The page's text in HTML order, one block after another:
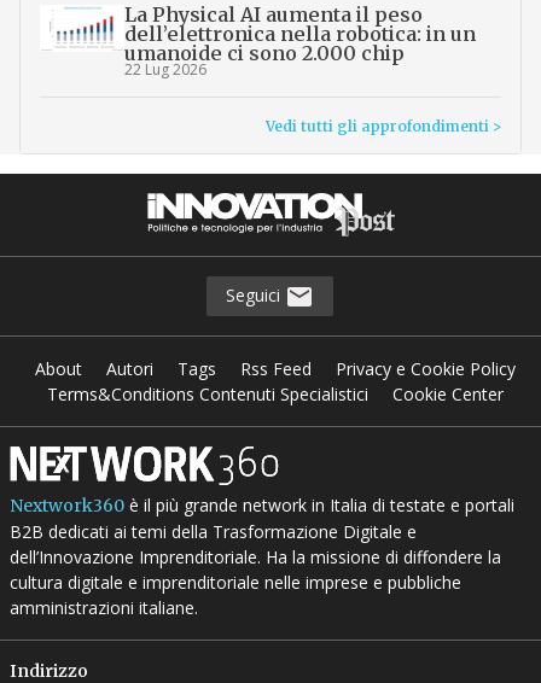
La Physical AI aumenta il peso
dell’elettronica nella robotica: in un
umanoide ci sono 2.000 chip
22 Lug 2026
Vedi tutti gli approfondimenti >
Seguici
About Autori Tags Rss Feed
Privacy e Cookie Policy
Terms&Conditions Contenuti Specialistici
Cookie Center
Nextwork360è il più grande network in Italia di testate e portali
B2B dedicati ai temi della Trasformazione Digitale e
dell’Innovazione Imprenditoriale. Ha la missione di diffondere la
cultura digitale e imprenditoriale nelle imprese e pubbliche
amministrazioni italiane.
Indirizzo